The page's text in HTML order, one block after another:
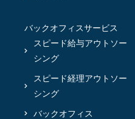
バックオフィスサービス
スピード給与アウトソー
シング
スピード経理アウトソー
シング
バックオフィス